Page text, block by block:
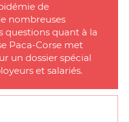
de
nombreuses
questions quant à la
Paca-Corse met
un dossier spécial
et salariés.